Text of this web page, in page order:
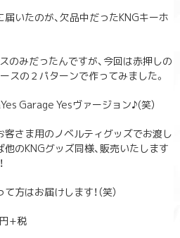
いたのが、欠品中だったKNGキーホ
のみだったんですが、今回は赤押しの
スの２パターンで作ってみました。
Garage Yesヴァージョン♪(笑）
客さま用のノベルティグッズでお渡し
他のKNGグッズ同様、販売いたします
方はお届けします！（笑）
+税